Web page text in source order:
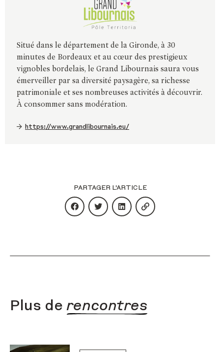
Situé dans le département de la Gironde, à 30
minutes de Bordeaux et au cœur des prestigieux
vignobles bordelais, le Grand Libournais saura vous
émerveiller par sa diversité paysagère, sa richesse
patrimoniale et ses nombreuses activités à découvrir.
À consommer sans modération.
https://www.grandlibournais.eu/
PARTAGER L'ARTICLE
Partager le contenu sur facebook
Partager le contenu sur twitter
Partager le contenu sur
Copier l'URL du
Plus de rencontres